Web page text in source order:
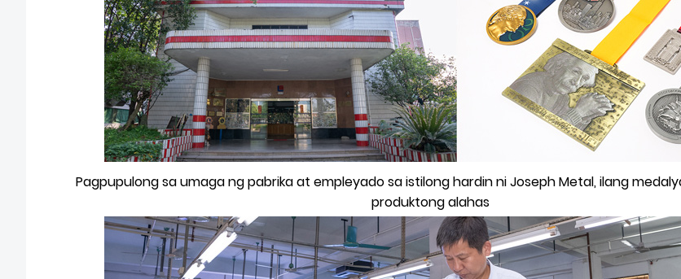
Pagpupulong sa umaga ng pabrika at empleyado sa istilong hardin ni Joseph Metal, ilang
produktong alahas